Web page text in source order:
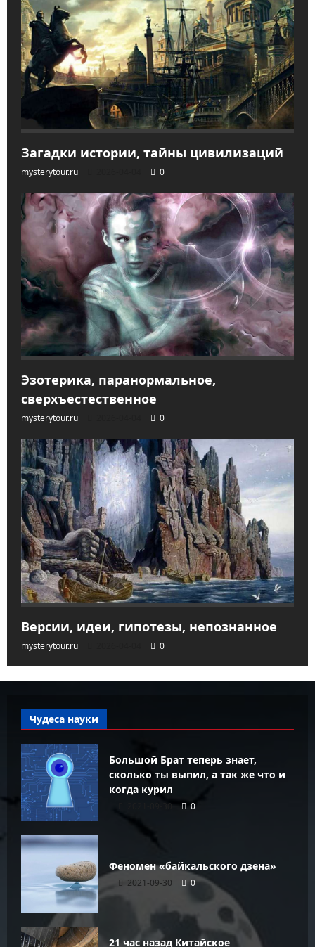
Загадки истории, тайны цивилизаций
mysterytour.ru 0
Эзотерика, паранормальное,
сверхъестественное
mysterytour.ru 0
Версии, идеи, гипотезы, непознанное
mysterytour.ru 0
Чудеса науки
Большой Брат теперь знает,
сколько ты выпил, а так же что и
когда курил
2021-09-30 0
Феномен «байкальского дзена»
2021-09-30 0
21 час назад Китайское